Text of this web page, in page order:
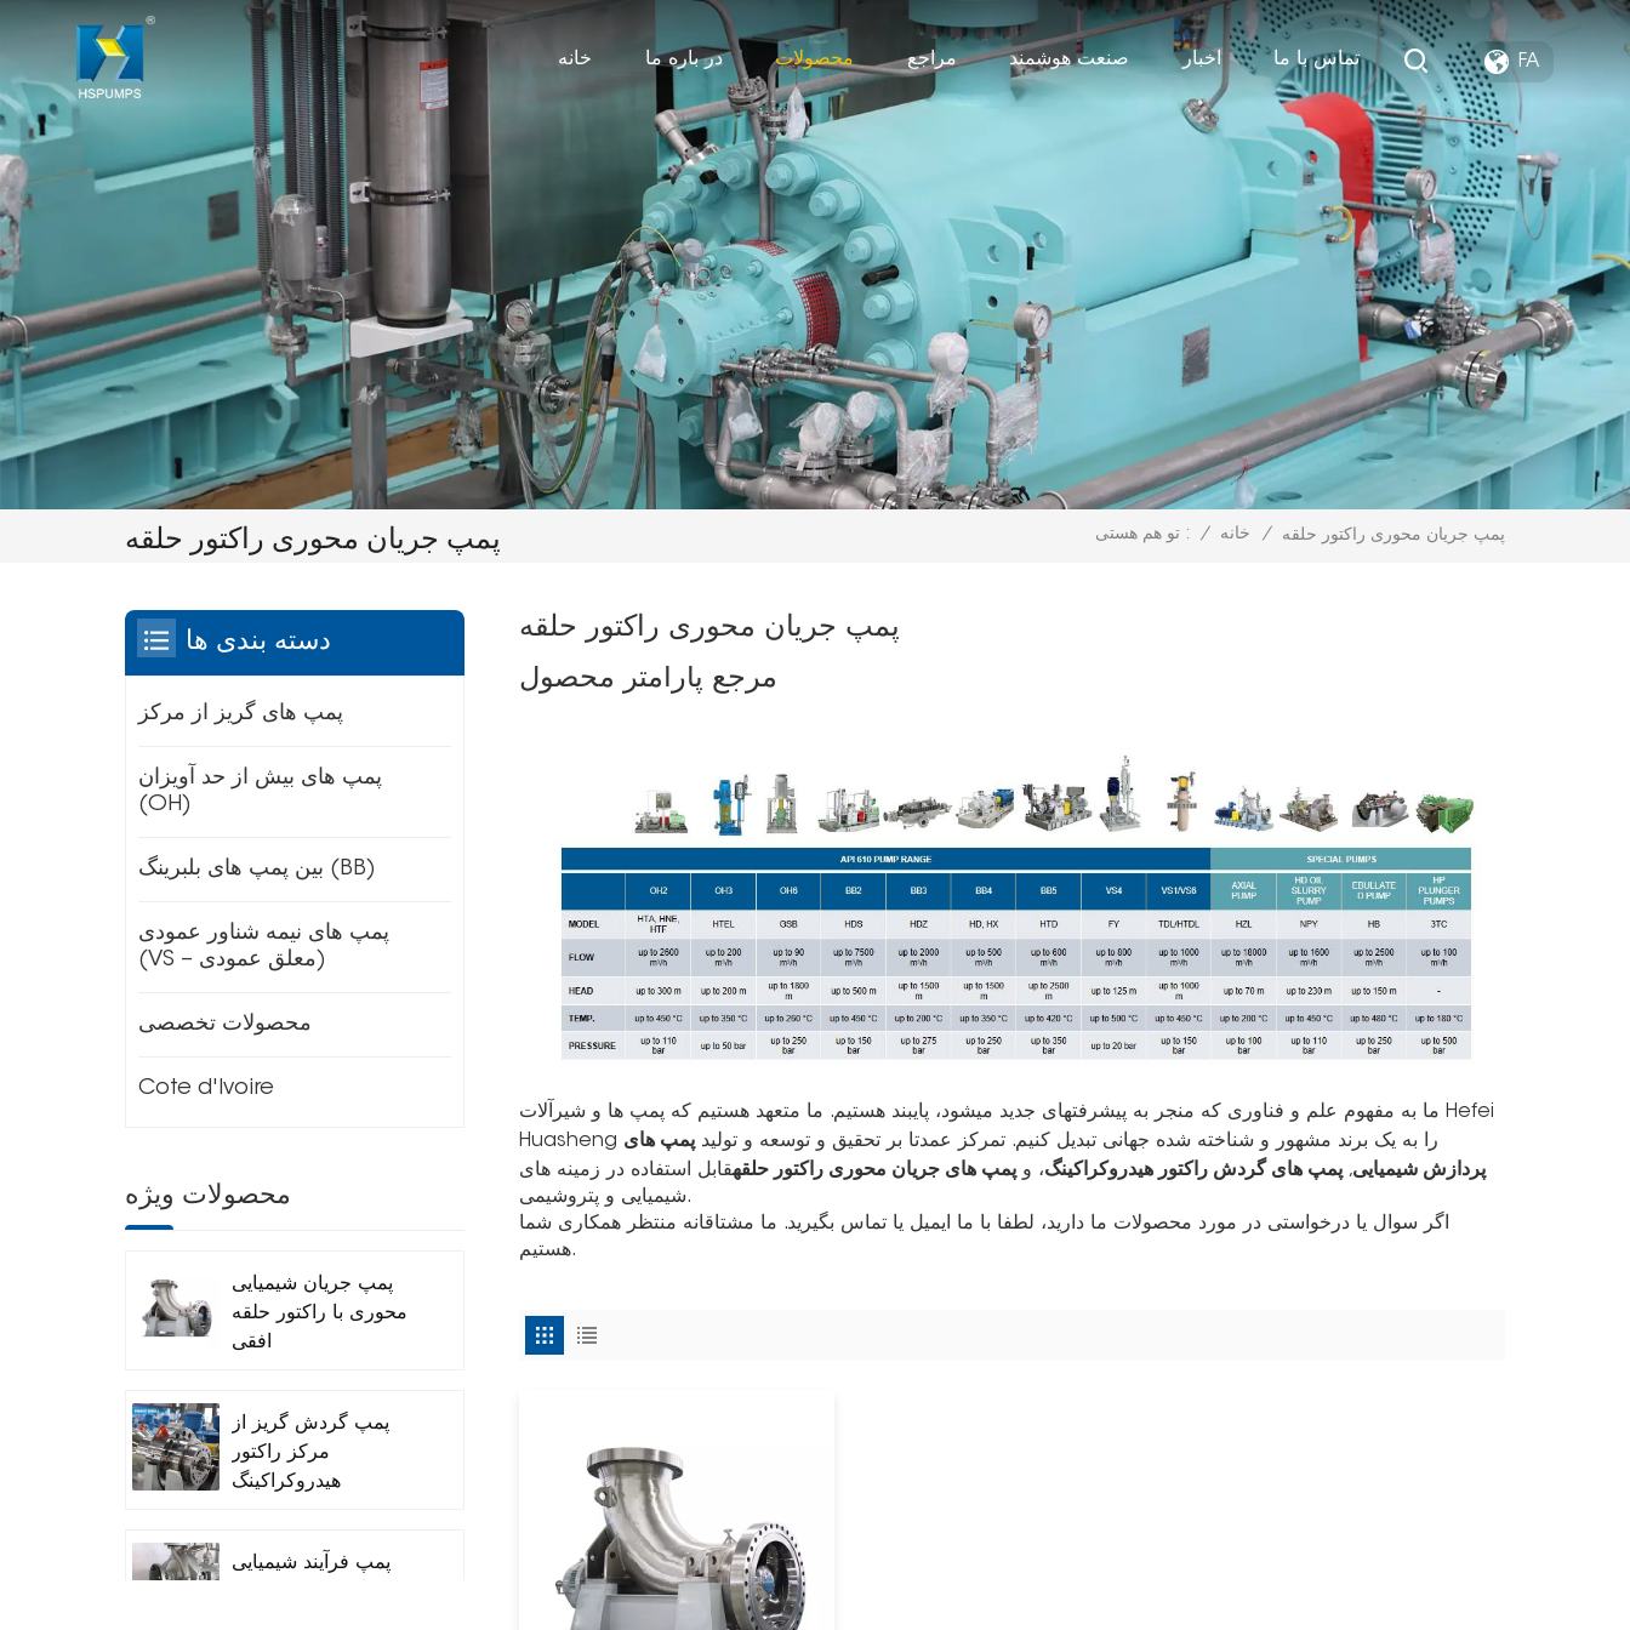
خانه در باره ما محصولات مراجع صنعت هوشمند اخبار تماس با ما FA
پمپ جریان محوری راکتور حلقه تو هم هستی : / خانه / پمپ جریان محوری راکتور حلقه
پمپ جریان محوری راکتور حلقه
مرجع پارامتر محصول
ما به مفهوم علم و فناوری که منجر به پیشرفتهای جدید میشود، پایبند هستیم. ما متعهد هستیم که پمپ ها و شیرآلات Hefei
Huasheng را به یک برند مشهور و شناخته شده جهانی تبدیل کنیم. تمرکز عمدتا بر تحقیق و توسعه و تولیدپمپ های
پردازش شیمیایی,پمپ های گردش راکتور هیدروکراکینگ، وپمپ های جریان محوری راکتور حلقهقابل استفاده در زمینه های
شیمیایی و پتروشیمی.
اگر سوال یا درخواستی در مورد محصولات ما دارید، لطفا با ما ایمیل یا تماس بگیرید. ما مشتاقانه منتظر همکاری شما
هستیم.
دسته بندی ها
پمپ های گریز از مرکز
پمپ های بیش از حد آویزان
(OH)
بین پمپ های بلبرینگ (BB)
پمپ های نیمه شناور عمودی
(VS – معلق عمودی)
محصولات تخصصی
Cote d'Ivoire
محصولات ویژه
پمپ جریان شیمیایی
محوری با راکتور حلقه
افقی
پمپ گردش گریز از
مرکز راکتور
هیدروکراکینگ
پمپ فرآیند شیمیایی